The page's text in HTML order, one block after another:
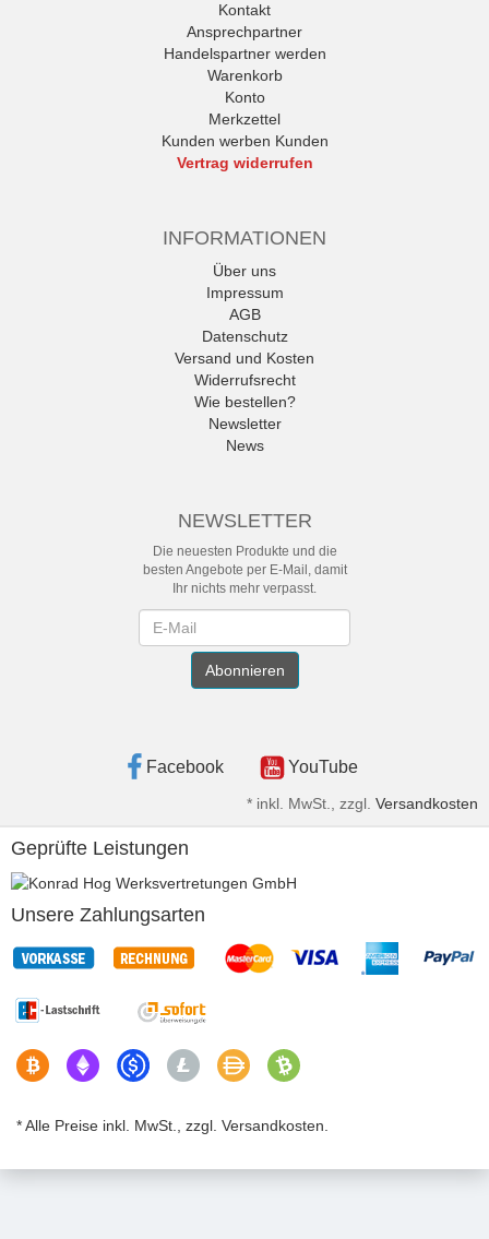
Kontakt
Ansprechpartner
Handelspartner werden
Warenkorb
Konto
Merkzettel
Kunden werben Kunden
Vertrag widerrufen
INFORMATIONEN
Über uns
Impressum
AGB
Datenschutz
Versand und Kosten
Widerrufsrecht
Wie bestellen?
Newsletter
News
NEWSLETTER
Die neuesten Produkte und die
besten Angebote per E-Mail, damit
Ihr nichts mehr verpasst.
Abonnieren
Facebook YouTube
* inkl. MwSt., zzgl. Versandkosten
Geprüfte Leistungen
Unsere Zahlungsarten
* Alle Preise inkl. MwSt., zzgl. Versandkosten.